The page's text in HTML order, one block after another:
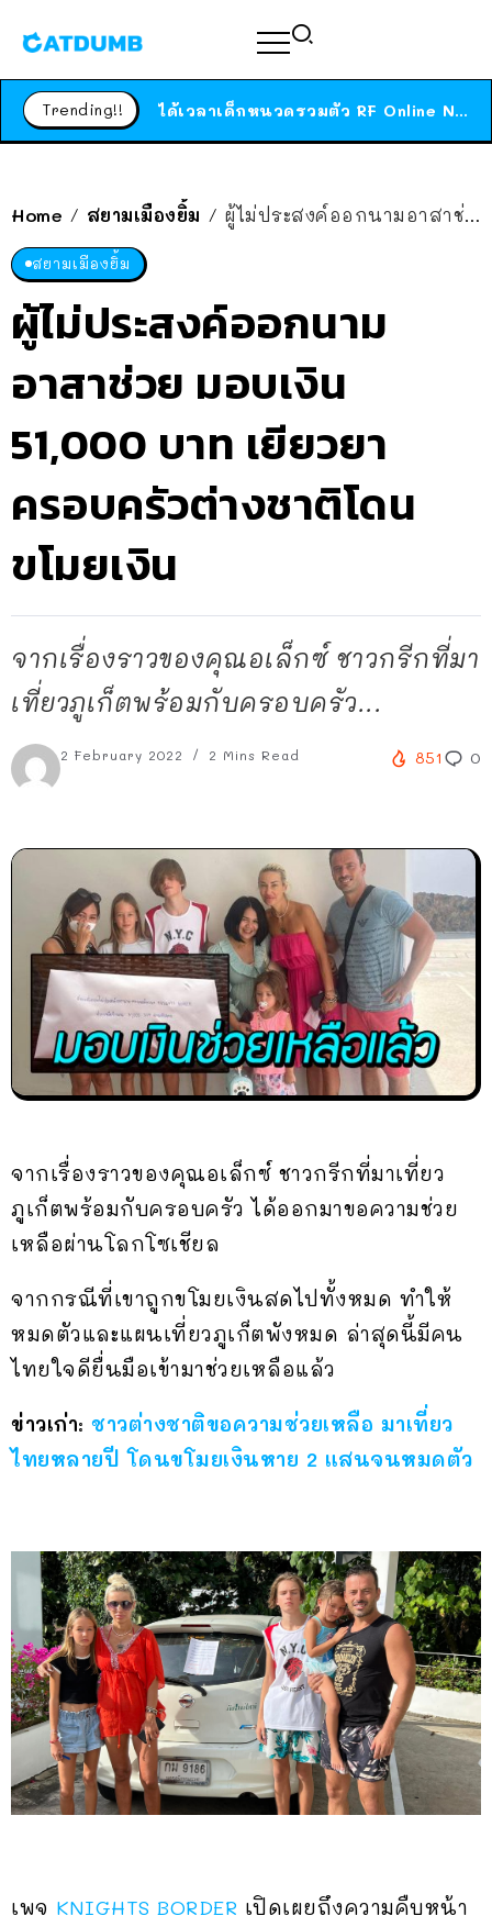
Trending!!
ร้านอาหารในนิวยอร์กประกาศปิดตัวลง หลังอยู่มานานกว่า 45 ปี ติดป้ายขอบคุณลูกค้าทุกคน แถมสูตรทำไวท์ซอสให้แบบจัดเต็ม
Home / สยามเมืองยิ้ม / ผู้ไม่ประสงค์ออกนามอาสาช่วย มอบเงิน 51,000 บาท เยียวยาครอบครัวต่างชาติโดนขโมยเงิน
สยามเมืองยิ้ม
ผู้ไม่ประสงค์ออกนาม
อาสาช่วย มอบเงิน
51,000 บาท เยียวยา
ครอบครัวต่างชาติโดน
ขโมยเงิน
จากเรื่องราวของคุณอเล็กซ์ ชาวกรีกที่มา
เที่ยวภูเก็ตพร้อมกับครอบครัว...
2 February 2022 2 Mins Read 851 0
จากเรื่องราวของคุณอเล็กซ์ ชาวกรีกที่มาเที่ยว
ภูเก็ตพร้อมกับครอบครัว ได้ออกมาขอความช่วย
เหลือผ่านโลกโซเชียล
จากกรณีที่เขาถูกขโมยเงินสดไปทั้งหมด ทำให้
หมดตัวและแผนเที่ยวภูเก็ตพังหมด ล่าสุดนี้มีคน
ไทยใจดียื่นมือเข้ามาช่วยเหลือแล้ว
ข่าวเก่า: ชาวต่างชาติขอความช่วยเหลือ มาเที่ยว
ไทยหลายปี โดนขโมยเงินหาย 2 แสนจนหมดตัว
เพจ KNIGHTS BORDER เปิดเผยถึงความคืบหน้า